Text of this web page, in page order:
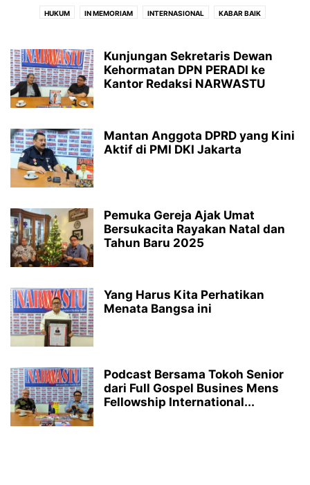
HUKUM IN MEMORIAM INTERNASIONAL KABAR BAIK
LIPUTAN MOTIVASI
RENUNGAN RESENSI SOROTAN TOKOH TOKOH KRISTIANI
TOKOH MASYARAKAT USAHA VIDEO
Kunjungan Sekretaris Dewan
Kehormatan DPN PERADI ke
Kantor Redaksi NARWASTU
Mantan Anggota DPRD yang Kini
Aktif di PMI DKI Jakarta
Pemuka Gereja Ajak Umat
Bersukacita Rayakan Natal dan
Tahun Baru 2025
Yang Harus Kita Perhatikan
Menata Bangsa ini
Podcast Bersama Tokoh Senior
dari Full Gospel Busines Mens
Fellowship International...